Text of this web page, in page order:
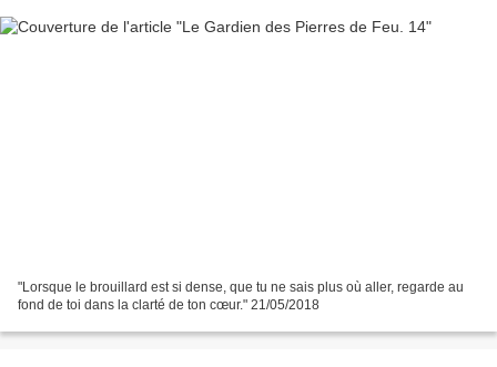
"Lorsque le brouillard est si dense, que tu ne sais plus où aller, regarde au
fond de toi dans la clarté de ton cœur." 21/05/2018